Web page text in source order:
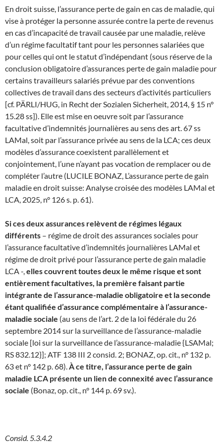
En droit suisse, l’assurance perte de gain en cas de maladie, qui
vise à protéger la personne assurée contre la perte de revenus
en cas d’incapacité de travail causée par une maladie, relève
d’un régime facultatif tant pour les personnes salariées que
pour celles qui ont le statut d’indépendant (sous réserve de la
conclusion obligatoire d’assurances perte de gain maladie pour
certains travailleurs salariés prévue par des conventions
collectives de travail dans des secteurs d’activités particuliers
[cf. PÄRLI/HUG, in Recht der Sozialen Sicherheit, 2014, § 15 n°
15.28 ss]). Elle est mise en oeuvre soit par l’assurance
facultative d’indemnités journalières au sens des art. 67 ss
LAMal, soit par l’assurance privée au sens de la LCA; ces deux
modèles d’assurance coexistent parallèlement et
conjointement, l’une n’ayant pas vocation de remplacer ou de
compléter l’autre (LUCILE BONAZ, L’assurance perte de gain
maladie en droit suisse: Analyse croisée des modèles LAMal et
LCA, 2025, n° 126 s. p. 61).
Si ces deux assurances relèvent de régimes légaux
différents – régime de droit des assurances sociales pour
l’assurance facultative d’indemnités journalières LAMal et
régime de droit privé pour l’assurance perte de gain maladie
LCA -, elles couvrent toutes deux le même risque et sont
entièrement facultatives, la première faisant partie
intégrante de l’assurance-maladie obligatoire et la seconde
étant qualifiée d’assurance complémentaire à l’assurance-
maladie sociale (au sens de l’art. 2 de la loi fédérale du 26
septembre 2014 sur la surveillance de l’assurance-maladie
sociale [loi sur la surveillance de l’assurance-maladie {LSAMal;
RS 832.12}]; ATF 138 III 2 consid. 2; BONAZ, op. cit., n° 132 p.
63 et n° 142 p. 68). À ce titre, l’assurance perte de gain
maladie LCA présente un lien de connexité avec l’assurance
sociale (Bonaz, op. cit., n° 144 p. 69 sv.).
Consid. 5.3.4.2